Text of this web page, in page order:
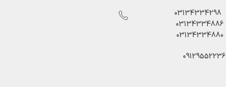
03134334298
03134334886
03134334880
09129552236